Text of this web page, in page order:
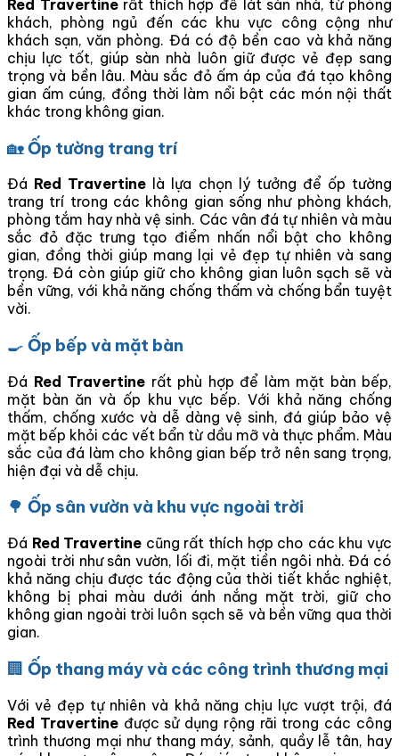
Red Travertinerất thích hợp để lát sàn nhà, từ phòng
khách, phòng ngủ đến các khu vực công cộng như
khách sạn, văn phòng. Đá có độ bền cao và khả năng
chịu lực tốt, giúp sàn nhà luôn giữ được vẻ đẹp sang
trọng và bền lâu. Màu sắc đỏ ấm áp của đá tạo không
gian ấm cúng, đồng thời làm nổi bật các món nội thất
khác trong không gian.
🏡Ốp tường trang trí
Đá Red Travertine là lựa chọn lý tưởng để ốp tường
trang trí trong các không gian sống như phòng khách,
phòng tắm hay nhà vệ sinh. Các vân đá tự nhiên và màu
sắc đỏ đặc trưng tạo điểm nhấn nổi bật cho không
gian, đồng thời giúp mang lại vẻ đẹp tự nhiên và sang
trọng. Đá còn giúp giữ cho không gian luôn sạch sẽ và
bền vững, với khả năng chống thấm và chống bẩn tuyệt
vời.
🍳 Ốp bếp và mặt bàn
Đá Red Travertine rất phù hợp để làm mặt bàn bếp,
mặt bàn ăn và ốp khu vực bếp. Với khả năng chống
thấm, chống xước và dễ dàng vệ sinh, đá giúp bảo vệ
mặt bếp khỏi các vết bẩn từ dầu mỡ và thực phẩm. Màu
sắc của đá làm cho không gian bếp trở nên sang trọng,
hiện đại và dễ chịu.
🌳 Ốp sân vườn và khu vực ngoài trời
Đá Red Travertine cũng rất thích hợp cho các khu vực
ngoài trời như sân vườn, lối đi, mặt tiền ngôi nhà. Đá có
khả năng chịu được tác động của thời tiết khắc nghiệt,
không bị phai màu dưới ánh nắng mặt trời, giữ cho
không gian ngoài trời luôn sạch sẽ và bền vững qua thời
gian.
🏢 Ốp thang máy và các công trình thương mại
Với vẻ đẹp tự nhiên và khả năng chịu lực vượt trội, đá
Red Travertineđược sử dụng rộng rãi trong các công
trình thương mại như thang máy, sảnh, quầy lễ tân, hay